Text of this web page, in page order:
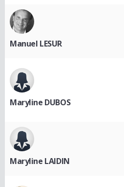
Manuel LESUR
Maryline DUBOS
Maryline LAIDIN